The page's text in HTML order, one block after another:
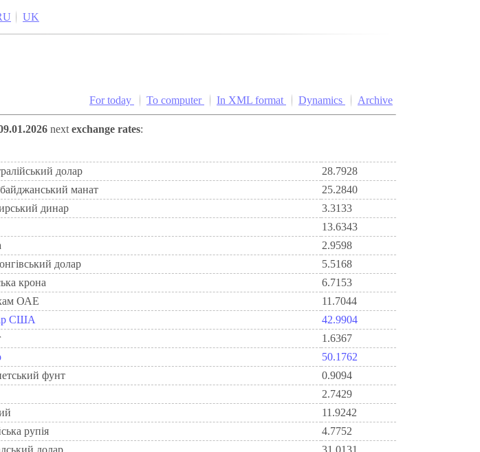
UK
For today To computer In XML format Dynamics Archive
next exchange rates:
долар
28.7928
манат
25.2840
динар
3.3133
13.6343
2.9598
долар
5.5168
крона
6.7153
ОАЕ
11.7044
США
42.9904
1.6367
50.1762
фунт
0.9094
2.7429
11.9242
рупія
4.7752